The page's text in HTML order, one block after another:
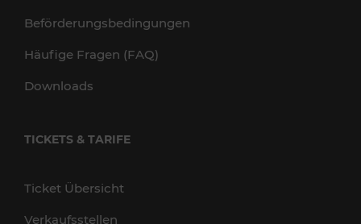
Beförderungsbedingungen
Häufige Fragen (FAQ)
Downloads
TICKETS & TARIFE
Ticket Übersicht
Verkaufsstellen